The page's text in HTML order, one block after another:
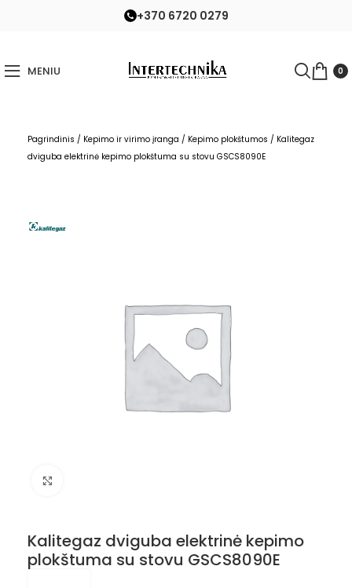
+370 6720 0279
MENIU 0
Pagrindinis / Kepimo ir virimo įranga / Kepimo plokštumos / Kalitegaz
dviguba elektrinė kepimo plokštuma su stovu GSCS8090E
Kalitegaz dviguba elektrinė kepimo
plokštuma su stovu GSCS8090E